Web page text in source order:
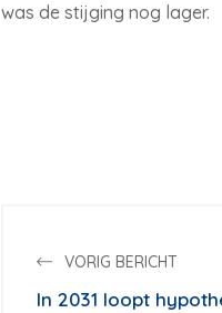
was de stijging nog lager.
VORIG BERICHT
In 2031 loopt